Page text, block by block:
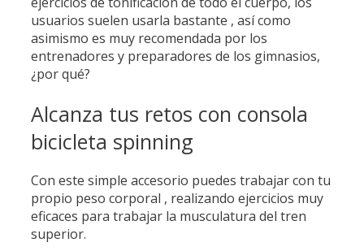
usuarios suelen usarla bastante , así como
asimismo es muy recomendada por los
entrenadores y preparadores de los gimnasios,
¿por qué?
Alcanza tus retos con consola
bicicleta spinning
Con este simple accesorio puedes trabajar con tu
propio peso corporal , realizando ejercicios muy
eficaces para trabajar la musculatura del tren
superior.